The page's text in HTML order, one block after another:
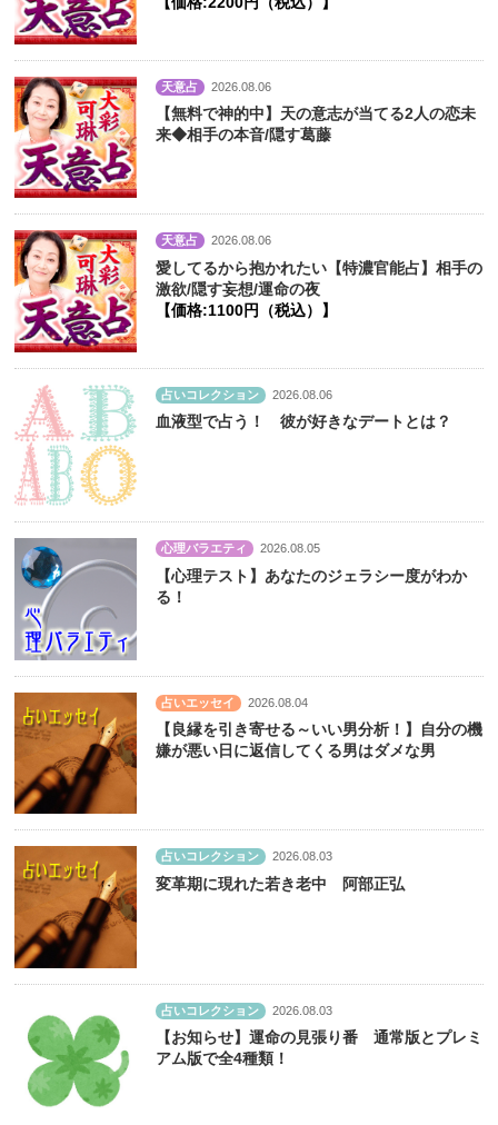
天意占 2026.08.06
【無料で神的中】天の意志が当てる2人の恋未
来◆相手の本音/隠す葛藤
天意占 2026.08.06
愛してるから抱かれたい【特濃官能占】相手の
激欲/隠す妄想/運命の夜
【価格:1100円（税込）】
占いコレクション 2026.08.06
血液型で占う！ 彼が好きなデートとは？
心理バラエティ 2026.08.05
【心理テスト】あなたのジェラシー度がわか
る！
占いエッセイ 2026.08.04
【良縁を引き寄せる～いい男分析！】自分の機
嫌が悪い日に返信してくる男はダメな男
占いコレクション 2026.08.03
変革期に現れた若き老中 阿部正弘
占いコレクション 2026.08.03
【お知らせ】運命の見張り番 通常版とプレミ
アム版で全4種類！